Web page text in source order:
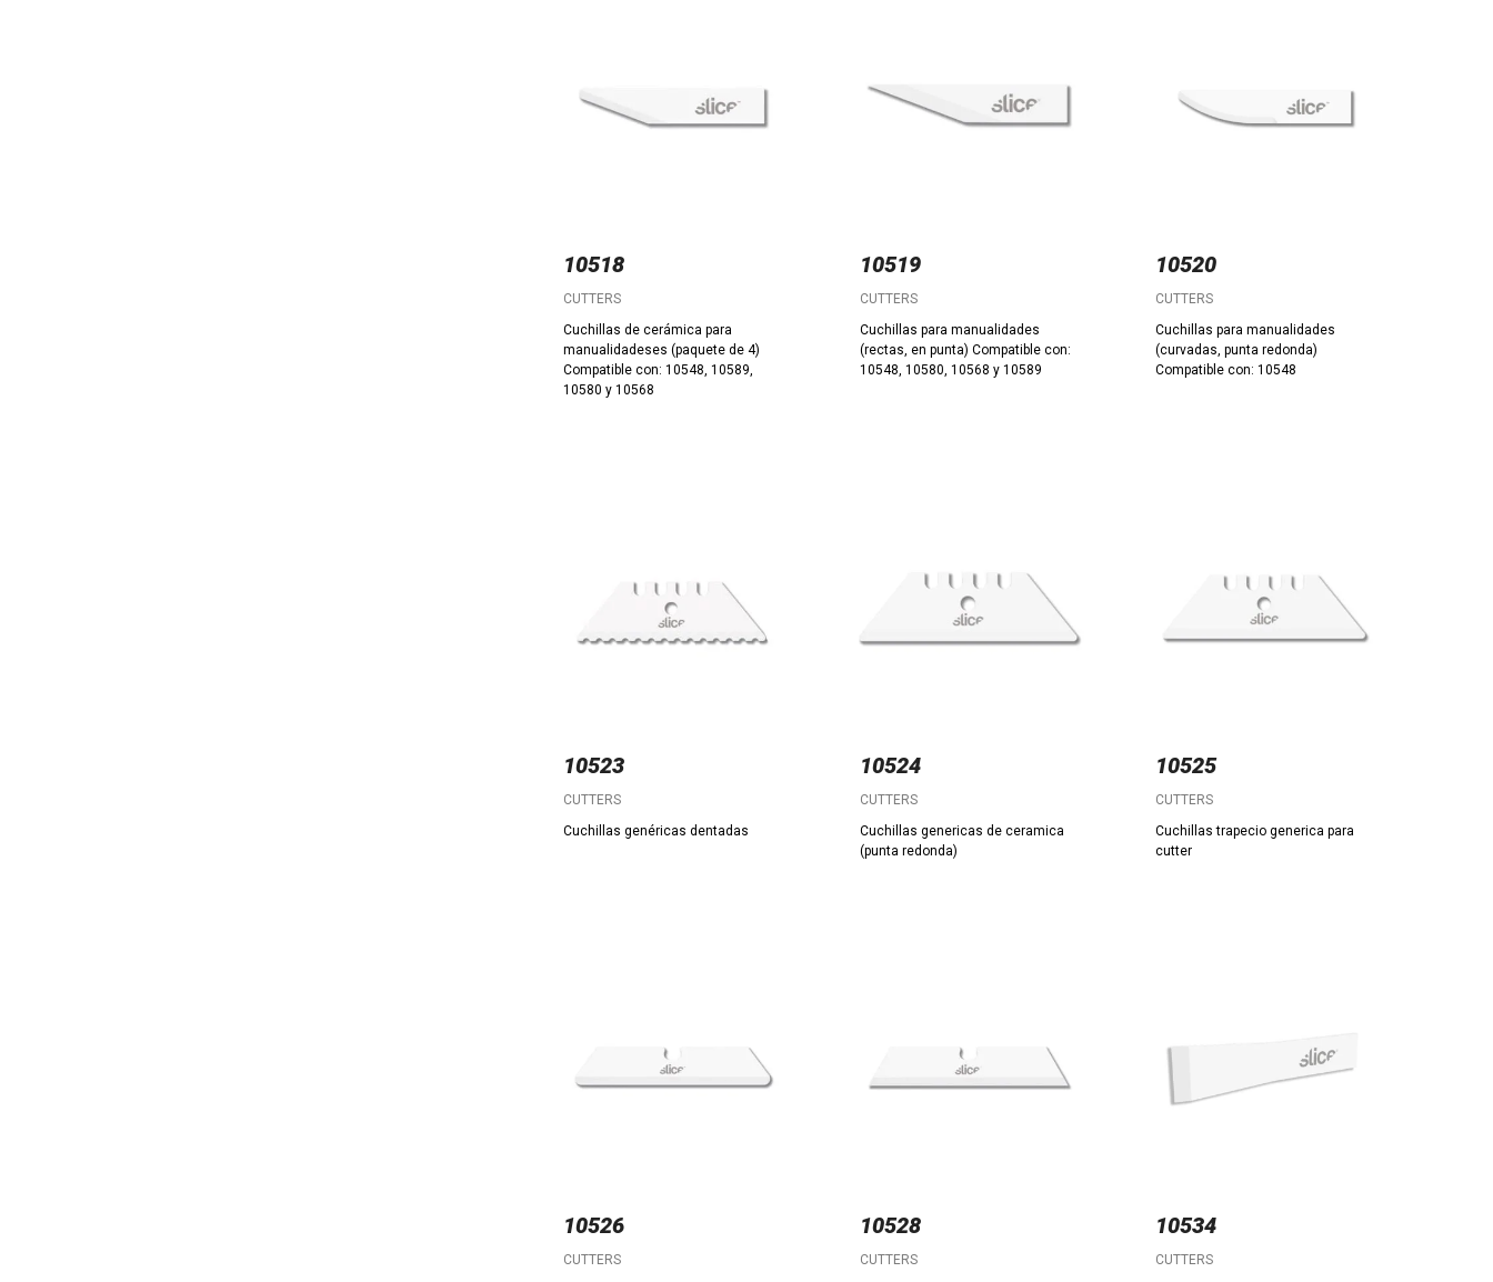
10518
CUTTERS
Cuchillas de cerámica para
manualidadeses (paquete de 4)
Compatible con: 10548, 10589,
10580 y 10568
10519
CUTTERS
Cuchillas para manualidades
(rectas, en punta) Compatible con:
10548, 10580, 10568 y 10589
10520
CUTTERS
Cuchillas para manualidades
(curvadas, punta redonda)
Compatible con: 10548
10523
CUTTERS
Cuchillas genéricas dentadas
10524
CUTTERS
Cuchillas genericas de ceramica
(punta redonda)
10525
CUTTERS
Cuchillas trapecio generica para
cutter
10526
CUTTERS
10528
CUTTERS
10534
CUTTERS